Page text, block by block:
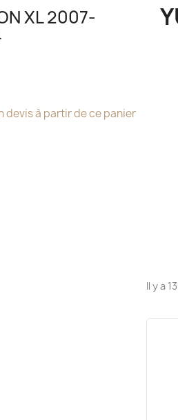
XL 2007-
devis à partir de ce panier
Il y a